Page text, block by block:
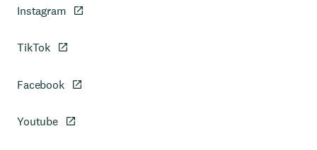
Instagram
TikTok
Facebook
Youtube